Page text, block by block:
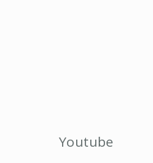
Youtube